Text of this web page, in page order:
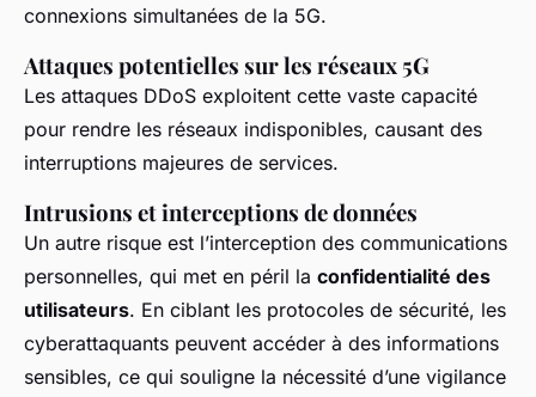
connexions simultanées de la 5G.
Attaques potentielles sur les réseaux 5G
Les attaques DDoS exploitent cette vaste capacité
pour rendre les réseaux indisponibles, causant des
interruptions majeures de services.
Intrusions et interceptions de données
Un autre risque est l’interception des communications
personnelles, qui met en péril la confidentialité des
utilisateurs. En ciblant les protocoles de sécurité, les
cyberattaquants peuvent accéder à des informations
sensibles, ce qui souligne la nécessité d’une vigilance